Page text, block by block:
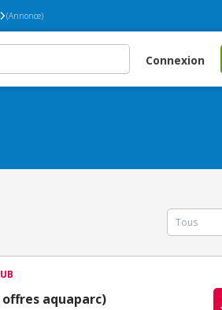
(Annonce)
Connexion
aquaparc)